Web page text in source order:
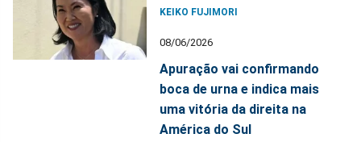
KEIKO FUJIMORI
08/06/2026
Apuração vai confirmando
boca de urna e indica mais
uma vitória da direita na
América do Sul